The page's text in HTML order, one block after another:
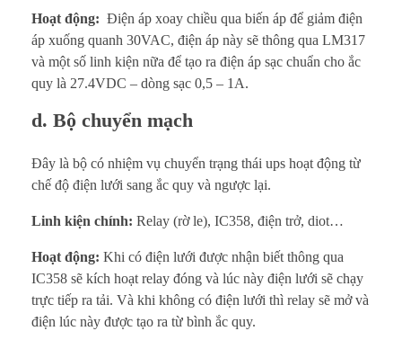
Hoạt động: Điện áp xoay chiều qua biến áp để giảm điện
áp xuống quanh 30VAC, điện áp này sẽ thông qua LM317
và một số linh kiện nữa để tạo ra điện áp sạc chuẩn cho ắc
quy là 27.4VDC – dòng sạc 0,5 – 1A.
d. Bộ chuyển mạch
Đây là bộ có nhiệm vụ chuyển trạng thái ups hoạt động từ
chế độ điện lưới sang ắc quy và ngược lại.
Linh kiện chính: Relay (rờ le), IC358, điện trở, diot…
Hoạt động: Khi có điện lưới được nhận biết thông qua
IC358 sẽ kích hoạt relay đóng và lúc này điện lưới sẽ chạy
trực tiếp ra tải. Và khi không có điện lưới thì relay sẽ mở và
điện lúc này được tạo ra từ bình ắc quy.